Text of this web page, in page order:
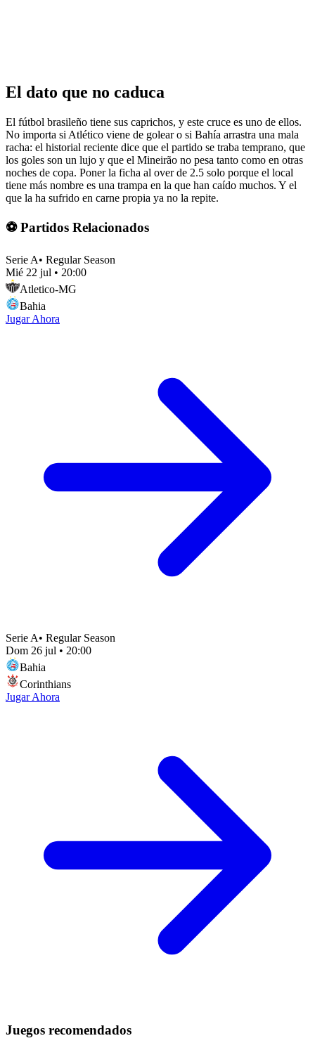
El dato que no caduca
El fútbol brasileño tiene sus caprichos, y este cruce es uno de ellos.
No importa si Atlético viene de golear o si Bahía arrastra una mala
racha: el historial reciente dice que el partido se traba temprano, que
los goles son un lujo y que el Mineirão no pesa tanto como en otras
noches de copa. Poner la ficha al over de 2.5 solo porque el local
tiene más nombre es una trampa en la que han caído muchos. Y el
que la ha sufrido en carne propia ya no la repite.
⚽ Partidos Relacionados
Serie A• Regular Season
Mié 22 jul • 20:00
Atletico-MG
Bahia
Jugar Ahora
Serie A• Regular Season
Dom 26 jul • 20:00
Bahia
Corinthians
Jugar Ahora
Juegos recomendados